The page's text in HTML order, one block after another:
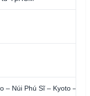
– Núi Phú Sĩ – Kyoto –